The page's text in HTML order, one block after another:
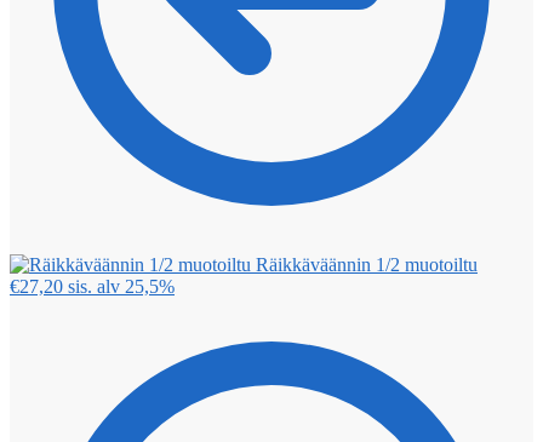
Räikkäväännin 1/2 muotoiltu
€27,20 sis. alv 25,5%